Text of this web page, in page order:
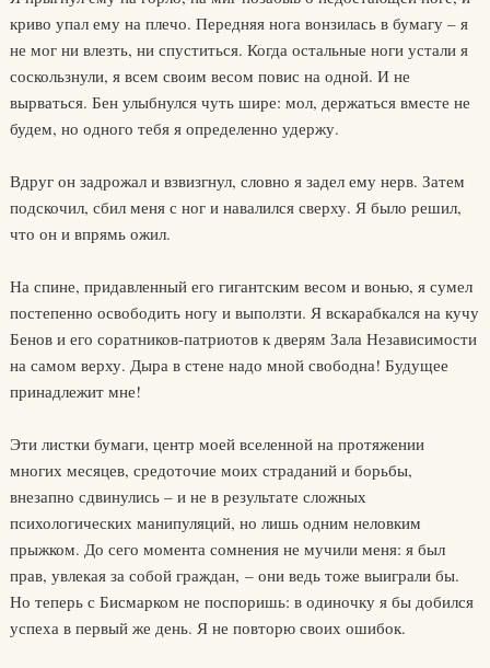
криво упал ему на плечо. Передняя нога вонзилась в бумагу – я
не мог ни влезть, ни спуститься. Когда остальные ноги устали я
соскользнули, я всем своим весом повис на одной. И не
вырваться. Бен улыбнулся чуть шире: мол, держаться вместе не
будем, но одного тебя я определенно удержу.
Вдруг он задрожал и взвизгнул, словно я задел ему нерв. Затем
подскочил, сбил меня с ног и навалился сверху. Я было решил,
что он и впрямь ожил.
На спине, придавленный его гигантским весом и вонью, я сумел
постепенно освободить ногу и выползти. Я вскарабкался на кучу
Бенов и его соратников-патриотов к дверям Зала Независимости
на самом верху. Дыра в стене надо мной свободна! Будущее
принадлежит мне!
Эти листки бумаги, центр моей вселенной на протяжении
многих месяцев, средоточие моих страданий и борьбы,
внезапно сдвинулись – и не в результате сложных
психологических манипуляций, но лишь одним неловким
прыжком. До сего момента сомнения не мучили меня: я был
прав, увлекая за собой граждан, – они ведь тоже выиграли бы.
Но теперь с Бисмарком не поспоришь: в одиночку я бы добился
успеха в первый же день. Я не повторю своих ошибок.